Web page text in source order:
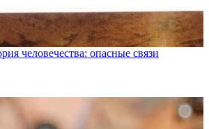
человечества: опасные связи